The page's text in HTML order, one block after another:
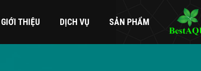
GIỚI THIỆU DỊCH VỤ SẢN PHẨM